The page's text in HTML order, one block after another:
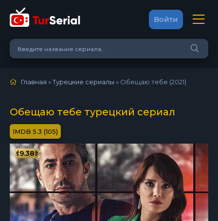
Войти
Главная »Турецкие сериалы » Обещаю тебе (2021)
Обещаю тебе турецкий сериал
5.3 (105)
9.38